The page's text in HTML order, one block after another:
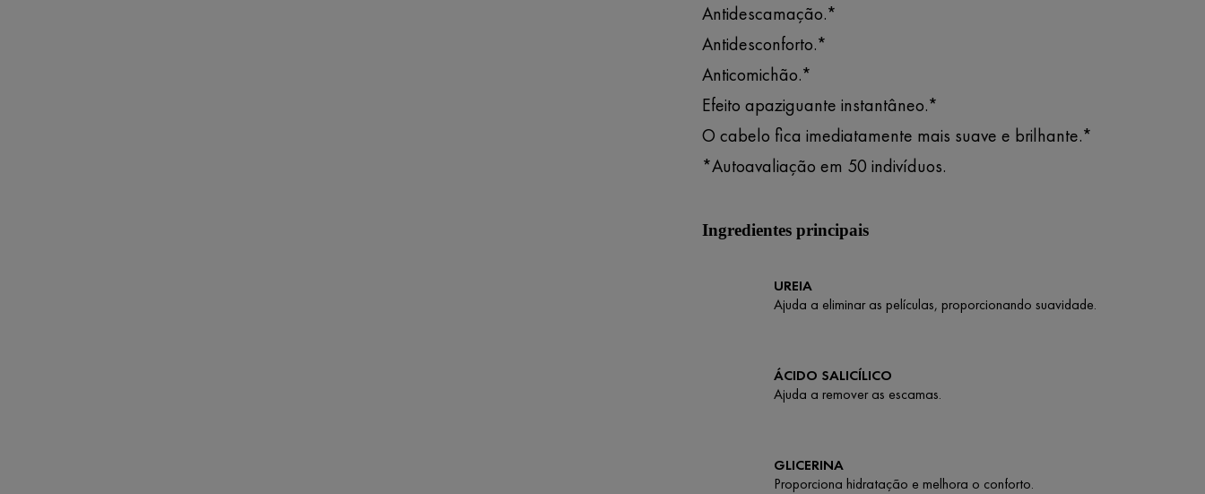
Antidescamação.*
Antidesconforto.*
Anticomichão.*
Efeito apaziguante instantâneo.*
O cabelo fica imediatamente mais suave e brilhante.*
*Autoavaliação em 50 indivíduos.
Ingredientes principais
UREIA
Ajuda a eliminar as películas, proporcionando suavidade.
ÁCIDO SALICÍLICO
Ajuda a remover as escamas.
GLICERINA
Proporciona hidratação e melhora o conforto.